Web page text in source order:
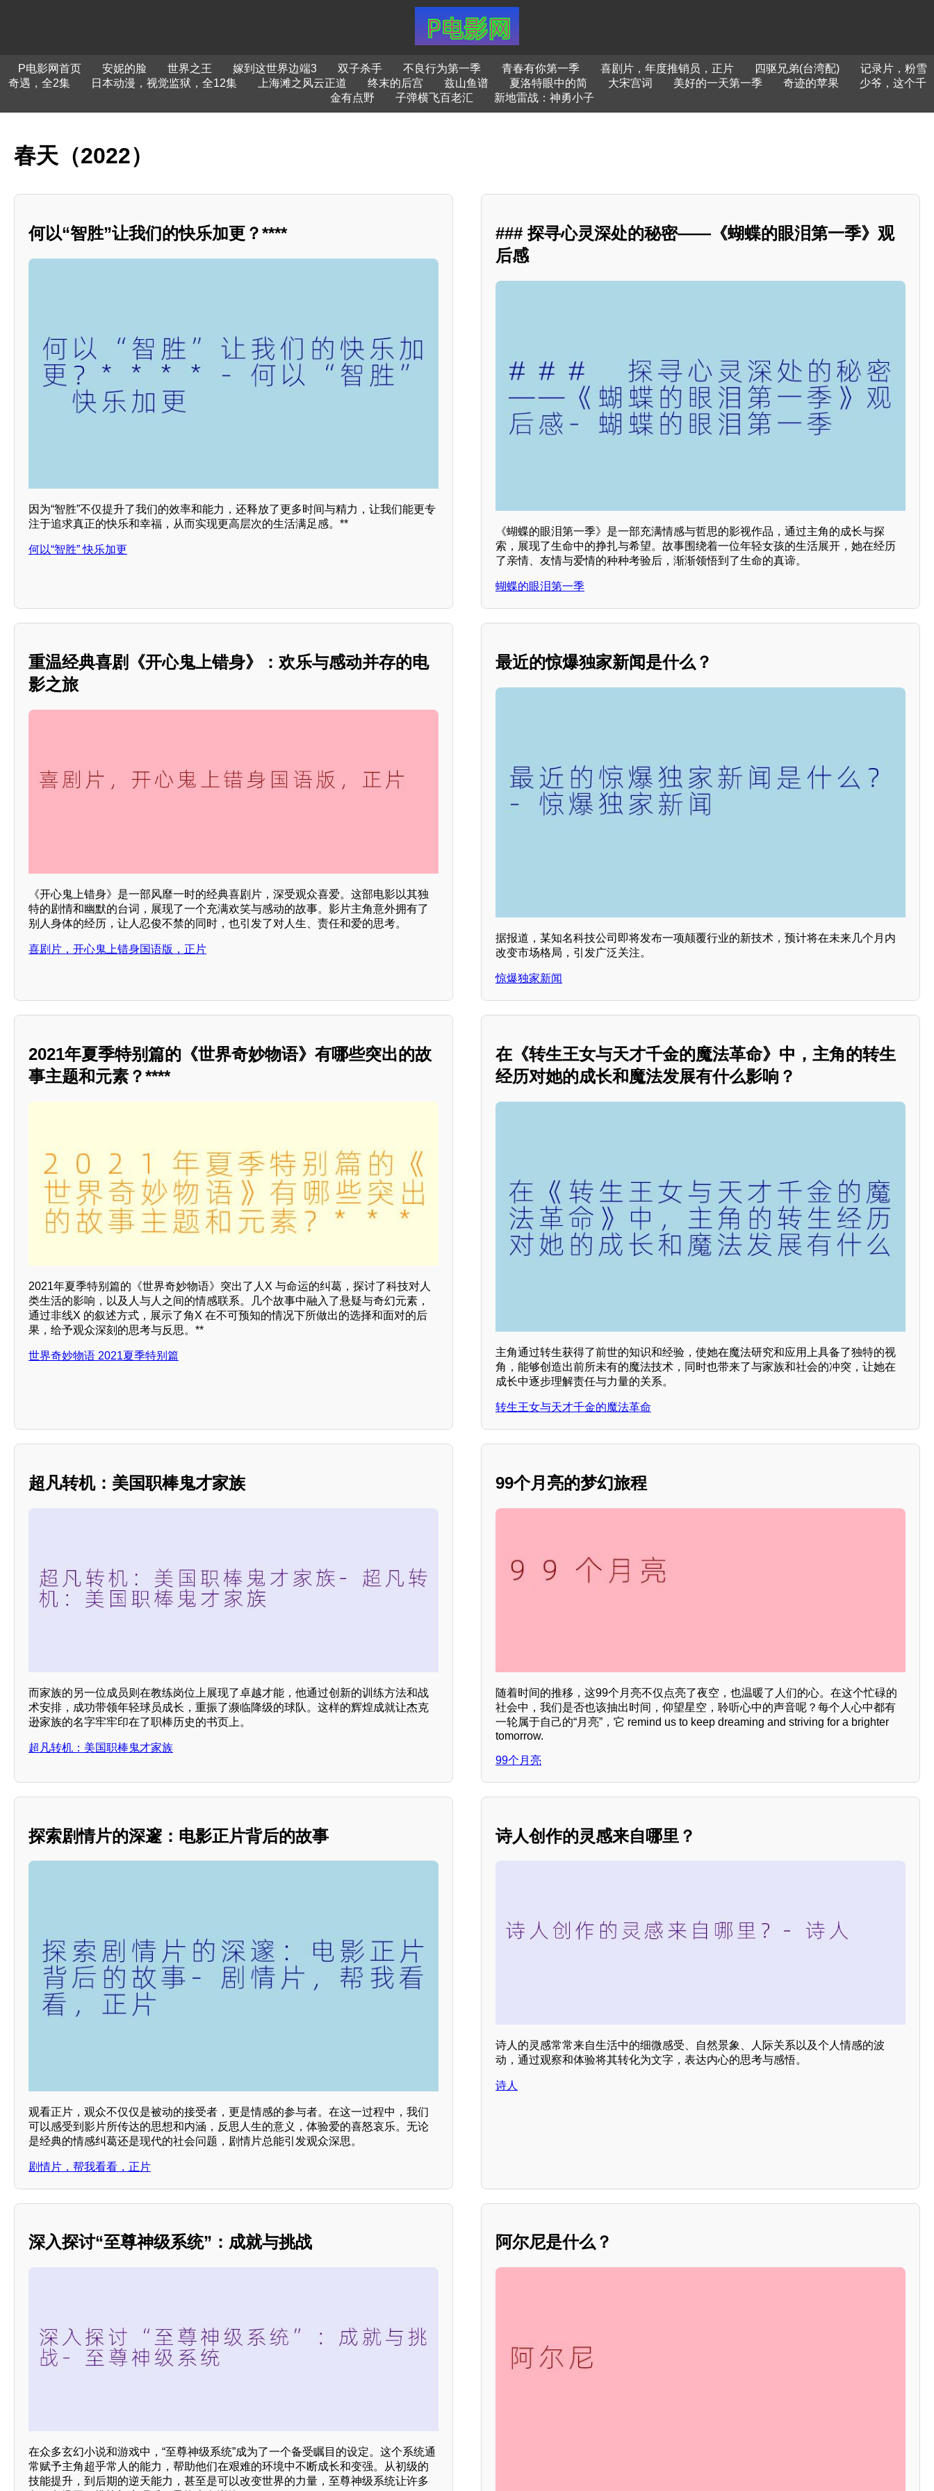
P电影网首页 安妮的脸 世界之王 嫁到这世界边端3 双子杀手 不良行为第一季 青春有你第一季 喜剧片，年度推销员，正片 四驱兄弟(台湾配)
记录片，粉雪
奇遇，全2集
日本动漫，视觉监狱，全12集 上海滩之风云正道 终末的后宫 兹山鱼谱 夏洛特眼中的简 大宋宫词 美好的一天第一季 奇迹的苹果
少爷，这个千
金有点野
子弹横飞百老汇 新地雷战：神勇小子
春天（2022）
何以“智胜”让我们的快乐加更？****
因为“智胜”不仅提升了我们的效率和能力，还释放了更多时间与精力，让我们能更专
注于追求真正的快乐和幸福，从而实现更高层次的生活满足感。**
何以“智胜” 快乐加更
### 探寻心灵深处的秘密——《蝴蝶的眼泪第一季》观
后感
《蝴蝶的眼泪第一季》是一部充满情感与哲思的影视作品，通过主角的成长与探
索，展现了生命中的挣扎与希望。故事围绕着一位年轻女孩的生活展开，她在经历
了亲情、友情与爱情的种种考验后，渐渐领悟到了生命的真谛。
蝴蝶的眼泪第一季
重温经典喜剧《开心鬼上错身》：欢乐与感动并存的电
影之旅
《开心鬼上错身》是一部风靡一时的经典喜剧片，深受观众喜爱。这部电影以其独
特的剧情和幽默的台词，展现了一个充满欢笑与感动的故事。影片主角意外拥有了
别人身体的经历，让人忍俊不禁的同时，也引发了对人生、责任和爱的思考。
喜剧片，开心鬼上错身国语版，正片
最近的惊爆独家新闻是什么？
据报道，某知名科技公司即将发布一项颠覆行业的新技术，预计将在未来几个月内
改变市场格局，引发广泛关注。
惊爆独家新闻
2021年夏季特别篇的《世界奇妙物语》有哪些突出的故
事主题和元素？****
2021年夏季特别篇的《世界奇妙物语》突出了人X 与命运的纠葛，探讨了科技对人
类生活的影响，以及人与人之间的情感联系。几个故事中融入了悬疑与奇幻元素，
通过非线X 的叙述方式，展示了角X 在不可预知的情况下所做出的选择和面对的后
果，给予观众深刻的思考与反思。**
世界奇妙物语 2021夏季特别篇
在《转生王女与天才千金的魔法革命》中，主角的转生
经历对她的成长和魔法发展有什么影响？
主角通过转生获得了前世的知识和经验，使她在魔法研究和应用上具备了独特的视
角，能够创造出前所未有的魔法技术，同时也带来了与家族和社会的冲突，让她在
成长中逐步理解责任与力量的关系。
转生王女与天才千金的魔法革命
超凡转机：美国职棒鬼才家族
而家族的另一位成员则在教练岗位上展现了卓越才能，他通过创新的训练方法和战
术安排，成功带领年轻球员成长，重振了濒临降级的球队。这样的辉煌成就让杰克
逊家族的名字牢牢印在了职棒历史的书页上。
超凡转机：美国职棒鬼才家族
99个月亮的梦幻旅程
随着时间的推移，这99个月亮不仅点亮了夜空，也温暖了人们的心。在这个忙碌的
社会中，我们是否也该抽出时间，仰望星空，聆听心中的声音呢？每个人心中都有
一轮属于自己的“月亮”，它 remind us to keep dreaming and striving for a brighter
tomorrow.
99个月亮
探索剧情片的深邃：电影正片背后的故事
观看正片，观众不仅仅是被动的接受者，更是情感的参与者。在这一过程中，我们
可以感受到影片所传达的思想和内涵，反思人生的意义，体验爱的喜怒哀乐。无论
是经典的情感纠葛还是现代的社会问题，剧情片总能引发观众深思。
剧情片，帮我看看，正片
诗人创作的灵感来自哪里？
诗人的灵感常常来自生活中的细微感受、自然景象、人际关系以及个人情感的波
动，通过观察和体验将其转化为文字，表达内心的思考与感悟。
诗人
深入探讨“至尊神级系统”：成就与挑战
在众多玄幻小说和游戏中，“至尊神级系统”成为了一个备受瞩目的设定。这个系统通
常赋予主角超乎常人的能力，帮助他们在艰难的环境中不断成长和变强。从初级的
技能提升，到后期的逆天能力，甚至是可以改变世界的力量，至尊神级系统让许多
阿尔尼是什么？